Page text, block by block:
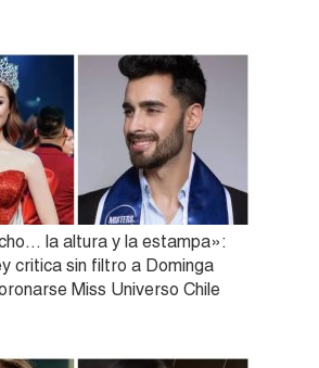
la altura y la estampa»:
critica sin filtro a Dominga
Miss Universo Chile